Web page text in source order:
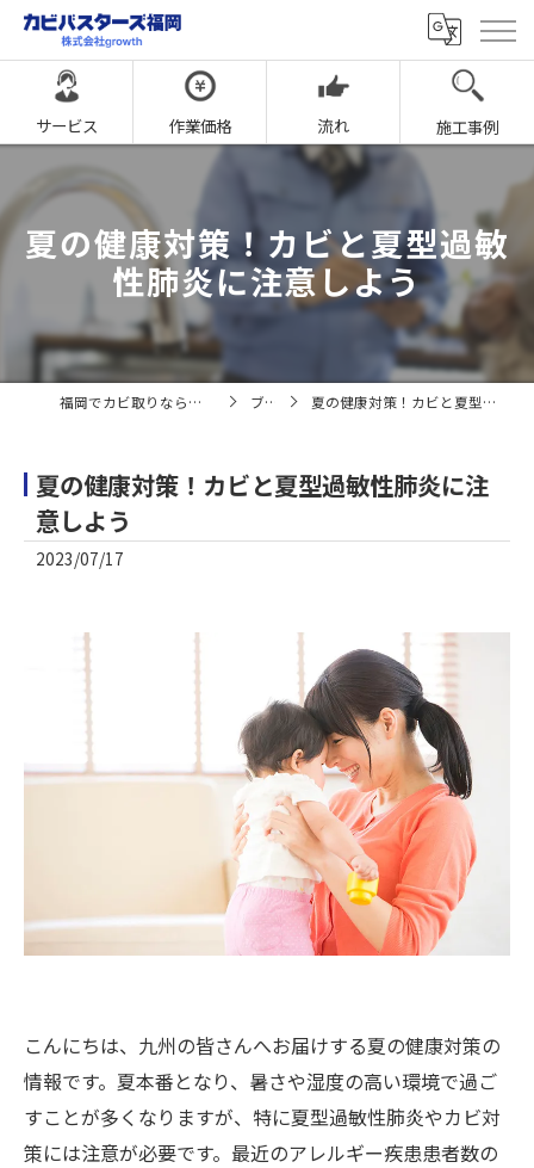
サービス 作業価格 流れ 施工事例
夏の健康対策！カビと夏型過敏
性肺炎に注意しよう
福岡でカビ取りならカビバスターズ福岡 ブログ 夏の健康対策！カビと夏型過敏性肺炎に注意しよう
夏の健康対策！カビと夏型過敏性肺炎に注
意しよう
2023/07/17
こんにちは、九州の皆さんへお届けする夏の健康対策の
情報です。夏本番となり、暑さや湿度の高い環境で過ご
すことが多くなりますが、特に夏型過敏性肺炎やカビ対
策には注意が必要です。最近のアレルギー疾患患者数の